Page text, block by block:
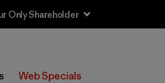
Only Shareholder
Web Specials